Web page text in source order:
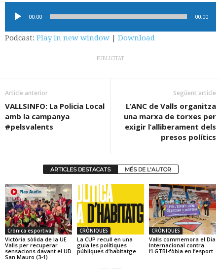
d'àudio00:00 00:00
Podcast: Play in new window | Download
PUBLICITAT
Article anterior
VALLSINFO: La Policia Local
amb la campanya
#pelsvalents
Següent article
L’ANC de Valls organitza
una marxa de torxes per
exigir l’alliberament dels
presos polítics
ARTICLES DESTACATS MÉS DE L'AUTOR
Crònica esportiva
Victòria sòlida de la UE
Valls per recuperar
sensacions davant el UD
San Mauro (3-1)
CRÒNIQUES
La CUP recull en una
guia les polítiques
públiques d’habitatge
CRÒNIQUES
Valls commemora el Dia
Internacional contra
l’LGTBI-fòbia en l’esport